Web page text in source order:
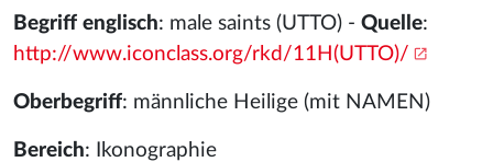
Begriff englisch: male saints (UTTO) - Quelle:
http://www.iconclass.org/rkd/11H(UTTO)/
Oberbegriff: männliche Heilige (mit NAMEN)
Bereich: Ikonographie